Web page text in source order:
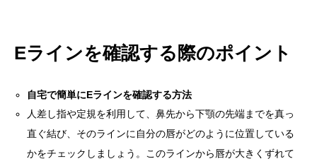
Eラインを確認する際のポイント
自宅で簡単にEラインを確認する方法
人差し指や定規を利用して、鼻先から下顎の先端までを真っ
直ぐ結び、そのラインに自分の唇がどのように位置している
かをチェックしましょう。このラインから唇が大きくずれて